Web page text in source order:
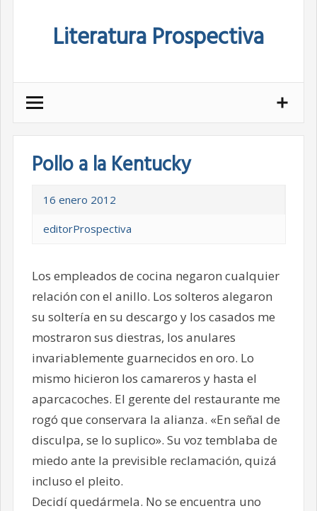
Literatura Prospectiva
Pollo a la Kentucky
16 enero 2012
editorProspectiva
Los empleados de cocina negaron cualquier
relación con el anillo. Los solteros alegaron
su soltería en su descargo y los casados me
mostraron sus diestras, los anulares
invariablemente guarnecidos en oro. Lo
mismo hicieron los camareros y hasta el
aparcacoches. El gerente del restaurante me
rogó que conservara la alianza. «En señal de
disculpa, se lo suplico». Su voz temblaba de
miedo ante la previsible reclamación, quizá
incluso el pleito.
Decidí quedármela. No se encuentra uno